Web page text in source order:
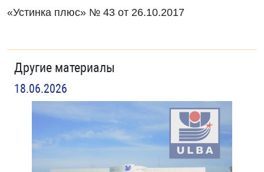
«Устинка плюс» № 43 от 26.10.2017
Другие материалы
18.06.2026